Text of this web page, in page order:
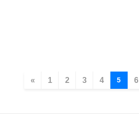
« 1 2 3 4 5 6